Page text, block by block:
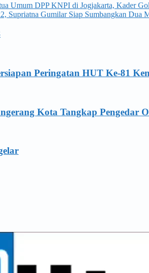
Umum DPP KNPI di Jogjakarta, Kader
Supriatna Gumilar Siap Sumbangkan Dua
Peringatan HUT Ke-81
Kota Tangkap Pengedar